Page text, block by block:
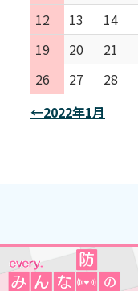
12
13 14
19
20 21
26
27 28
←2022年1月